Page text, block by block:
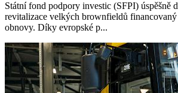
Státní fond podpory investic (SFPI) úspěšně
revitalizace velkých brownfieldů
obnovy. Díky evropské p...